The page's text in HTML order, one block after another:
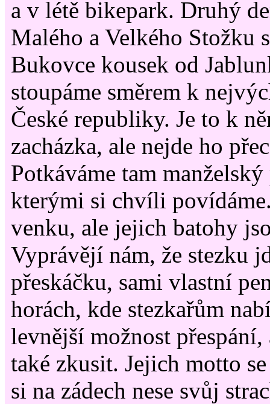
a v létě bikepark. Druhý
Malého a Velkého Stožku
Bukovce kousek od
stoupáme směrem k
České republiky. Je to k
zacházka, ale nejde ho
Potkáváme tam manželský
kterými si chvíli
venku, ale jejich batohy
Vyprávějí nám, že stezku
přeskáčku, sami vlastní
horách, kde stezkařům
levnější možnost
také zkusit. Jejich motto
si na zádech nese svůj